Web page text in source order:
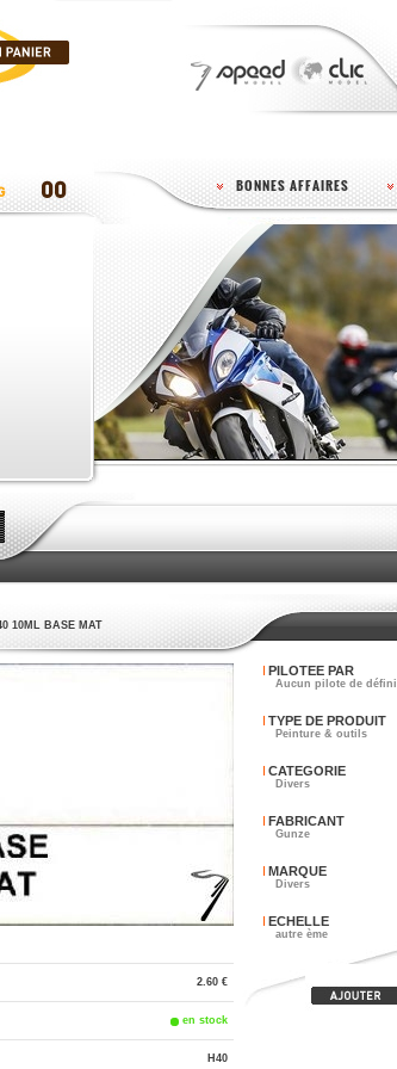
BONNES AFFAIRES
10ML BASE MAT
2.60 €
en stock
H40
PILOTEE PAR
Aucun pilote de défini
TYPE DE PRODUIT
Peinture & outils
CATEGORIE
Divers
FABRICANT
Gunze
MARQUE
Divers
ECHELLE
autre ème